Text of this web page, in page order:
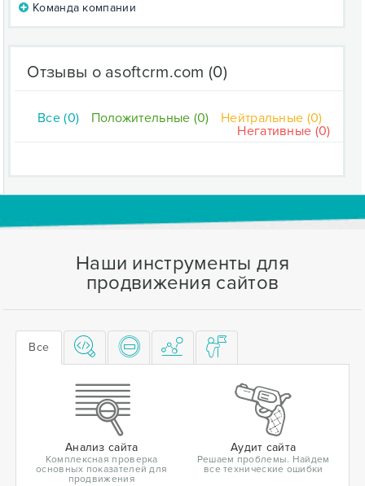
Команда компании
Отзывы о asoftcrm.com (0)
Все (0) Положительные (0)
Нейтральные (0)
Негативные (0)
Наши инструменты для
продвижения сайтов
Все
Анализ сайта
Комплексная проверка
основных показателей для
продвижения
Аудит сайта
Решаем проблемы. Найдем
все технические ошибки